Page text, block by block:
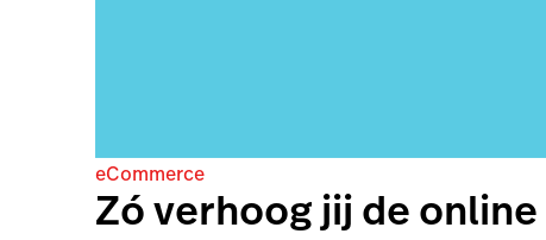
eCommerce
Zó verhoog jij de